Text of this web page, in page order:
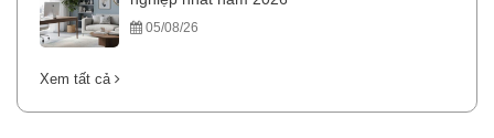
05/08/26
Xem tất cả